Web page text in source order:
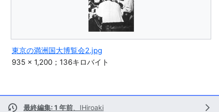
東京の満洲国大博覧会2.jpg
935 × 1,200；136キロバイト
最終編集: 1 年前 IHiroaki